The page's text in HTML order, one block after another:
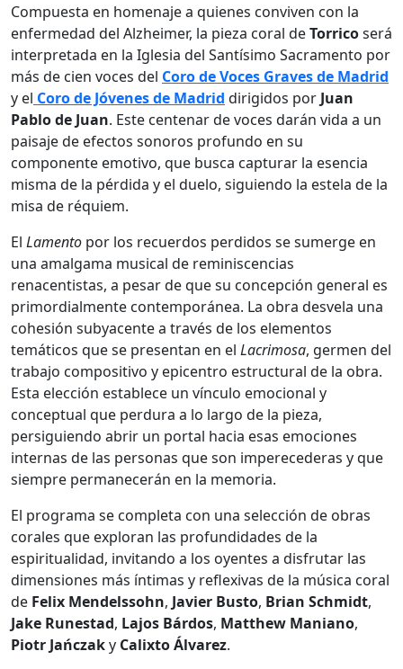
Compuesta en homenaje a quienes conviven con la
enfermedad del Alzheimer, la pieza coral deTorricoserá
interpretada en la Iglesia del Santísimo Sacramento por
más de cien voces del Coro de Voces Graves de Madrid
y el Coro de Jóvenes de Madrid dirigidos por Juan
Pablo de Juan. Este centenar de voces darán vida a un
paisaje de efectos sonoros profundo en su
componente emotivo, que busca capturar la esencia
misma de la pérdida y el duelo, siguiendo la estela de la
misa de réquiem.
El Lamento por los recuerdos perdidos se sumerge en
una amalgama musical de reminiscencias
renacentistas, a pesar de que su concepción general es
primordialmente contemporánea. La obra desvela una
cohesión subyacente a través de los elementos
temáticos que se presentan en el Lacrimosa, germen del
trabajo compositivo y epicentro estructural de la obra.
Esta elección establece un vínculo emocional y
conceptual que perdura a lo largo de la pieza,
persiguiendo abrir un portal hacia esas emociones
internas de las personas que son imperecederas y que
siempre permanecerán en la memoria.
El programa se completa con una selección de obras
corales que exploran las profundidades de la
espiritualidad, invitando a los oyentes a disfrutar las
dimensiones más íntimas y reflexivas de la música coral
de Felix Mendelssohn, Javier Busto, Brian Schmidt,
Jake Runestad, Lajos Bárdos, Matthew Maniano,
Piotr Jańczaky Calixto Álvarez.